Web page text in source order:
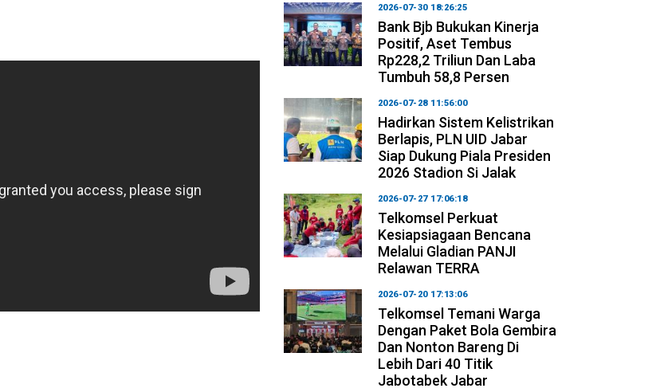
2026-07-30 18:26:25
Bank Bjb Bukukan Kinerja
Positif, Aset Tembus
Rp228,2 Triliun Dan Laba
Tumbuh 58,8 Persen
2026-07-28 11:56:00
Hadirkan Sistem Kelistrikan
Berlapis, PLN UID Jabar
Siap Dukung Piala Presiden
2026 Stadion Si Jalak
2026-07-27 17:06:18
Telkomsel Perkuat
Kesiapsiagaan Bencana
Melalui Gladian PANJI
Relawan TERRA
2026-07-20 17:13:06
Telkomsel Temani Warga
Dengan Paket Bola Gembira
Dan Nonton Bareng Di
Lebih Dari 40 Titik
Jabotabek Jabar